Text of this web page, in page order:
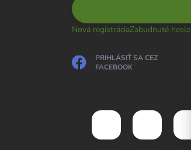
Nová registráciaZabudnuté heslo
PRIHLÁSIŤ SA CEZ
FACEBOOK